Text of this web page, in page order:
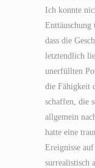
Ich konnte
Enttäuschung
dass die
letztendlich
unerfüllten
die Fähigkeit
schaffen, die
allgemein
hatte eine
Ereignisse
surrealistisch